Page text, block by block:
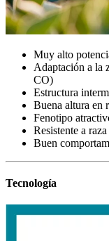
Muy alto
Adaptación a la
CO)
Estructura
Buena altura en
Fenotipo
Resistente a
Buen
Tecnología